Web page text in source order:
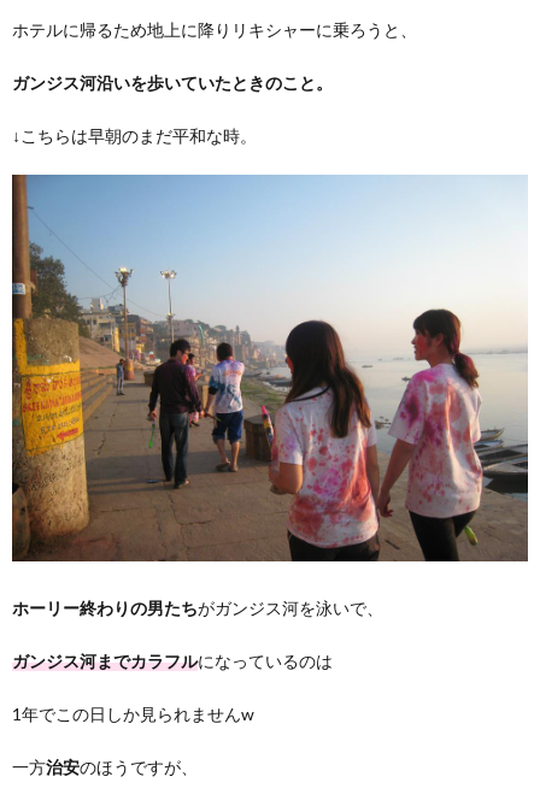
ホテルに帰るため地上に降りリキシャーに乗ろうと、
ガンジス河沿いを歩いていたときのこと。
↓こちらは早朝のまだ平和な時。
ホーリー終わりの男たちがガンジス河を泳いで、
ガンジス河までカラフルになっているのは
1年でこの日しか見られませんw
一方治安のほうですが、